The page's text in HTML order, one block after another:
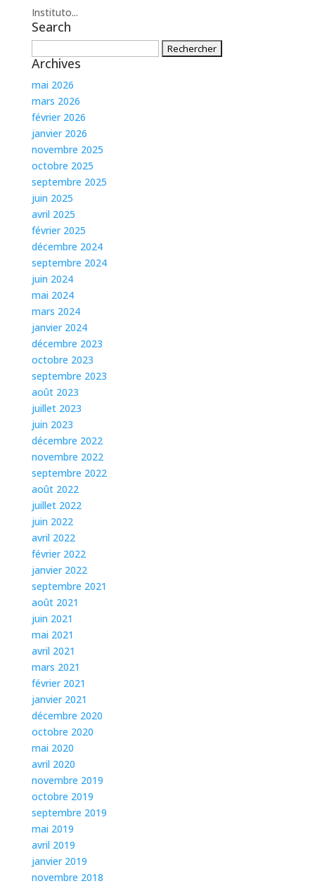
Instituto...
Search
Archives
mai 2026
mars 2026
février 2026
janvier 2026
novembre 2025
octobre 2025
septembre 2025
juin 2025
avril 2025
février 2025
décembre 2024
septembre 2024
juin 2024
mai 2024
mars 2024
janvier 2024
décembre 2023
octobre 2023
septembre 2023
août 2023
juillet 2023
juin 2023
décembre 2022
novembre 2022
septembre 2022
août 2022
juillet 2022
juin 2022
avril 2022
février 2022
janvier 2022
septembre 2021
août 2021
juin 2021
mai 2021
avril 2021
mars 2021
février 2021
janvier 2021
décembre 2020
octobre 2020
mai 2020
avril 2020
novembre 2019
octobre 2019
septembre 2019
mai 2019
avril 2019
janvier 2019
novembre 2018